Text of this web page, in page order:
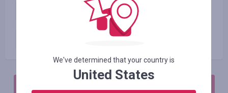
Existing user
Оплаченный заказ
We've determined that your country is
United States